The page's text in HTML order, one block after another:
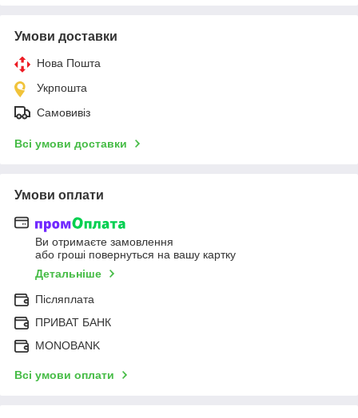
Умови доставки
Нова Пошта
Укрпошта
Самовивіз
Всі умови доставки
Умови оплати
Ви отримаєте замовлення
або гроші повернуться на вашу картку
Детальніше
Післяплата
ПРИВАТ БАНК
MONOBANK
Всі умови оплати